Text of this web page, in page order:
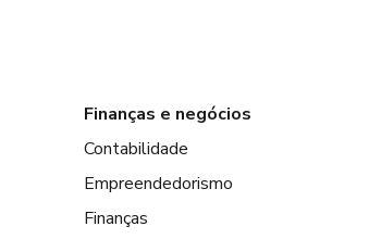
Finanças e negócios
Contabilidade
Empreendedorismo
Finanças